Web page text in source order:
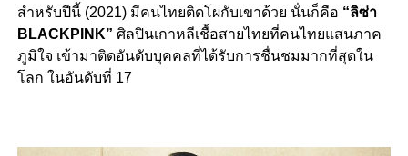
สำหรับปีนี้ (2021) มีคนไทยติดโผกับเขาด้วย นั่นก็คือ “ลิซ่า
BLACKPINK” ศิลปินเกาหลีเชื้อสายไทยที่คนไทยแสนภาค
ภูมิใจ เข้ามาติดอันดับบุคคลที่ได้รับการชื่นชมมากที่สุดใน
โลก ในอันดับที่ 17